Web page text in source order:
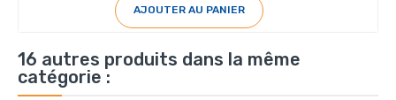
AJOUTER AU PANIER
16 autres produits dans la même
catégorie :